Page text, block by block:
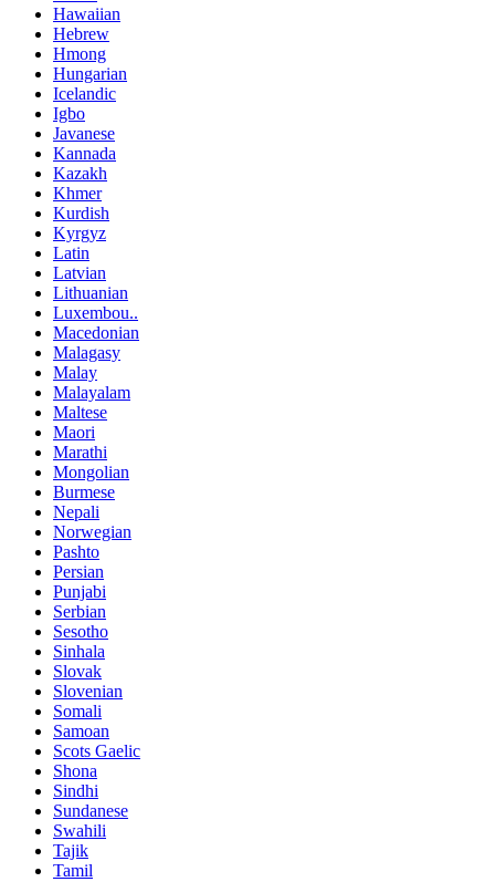
Hawaiian
Hebrew
Hmong
Hungarian
Icelandic
Igbo
Javanese
Kannada
Kazakh
Khmer
Kurdish
Kyrgyz
Latin
Latvian
Lithuanian
Luxembou..
Macedonian
Malagasy
Malay
Malayalam
Maltese
Maori
Marathi
Mongolian
Burmese
Nepali
Norwegian
Pashto
Persian
Punjabi
Serbian
Sesotho
Sinhala
Slovak
Slovenian
Somali
Samoan
Scots Gaelic
Shona
Sindhi
Sundanese
Swahili
Tajik
Tamil